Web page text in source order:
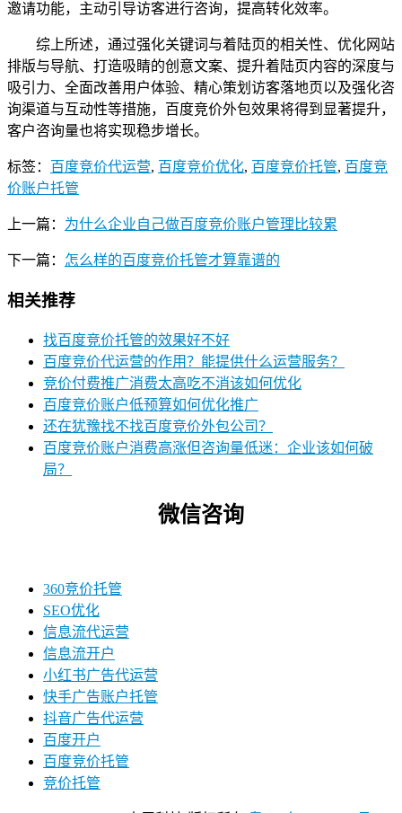
邀请功能，主动引导访客进行咨询，提高转化效率。
综上所述，通过强化关键词与着陆页的相关性、优化网站
排版与导航、打造吸睛的创意文案、提升着陆页内容的深度与
吸引力、全面改善用户体验、精心策划访客落地页以及强化咨
询渠道与互动性等措施，百度竞价外包效果将得到显著提升，
客户咨询量也将实现稳步增长。
标签： 百度竞价代运营, 百度竞价优化, 百度竞价托管, 百度竞
价账户托管
上一篇： 为什么企业自己做百度竞价账户管理比较累
下一篇： 怎么样的百度竞价托管才算靠谱的
相关推荐
找百度竞价托管的效果好不好
百度竞价代运营的作用？能提供什么运营服务？
竞价付费推广消费太高吃不消该如何优化
百度竞价账户低预算如何优化推广
还在犹豫找不找百度竞价外包公司？
百度竞价账户消费高涨但咨询量低迷：企业该如何破
局？
微信咨询
360竞价托管
SEO优化
信息流代运营
信息流开户
小红书广告代运营
快手广告账户托管
抖音广告代运营
百度开户
百度竞价托管
竞价托管